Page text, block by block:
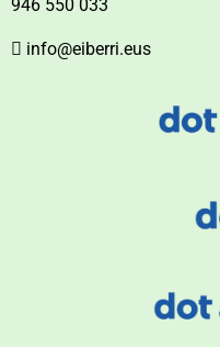
946 550 033
info@eiberri.eus